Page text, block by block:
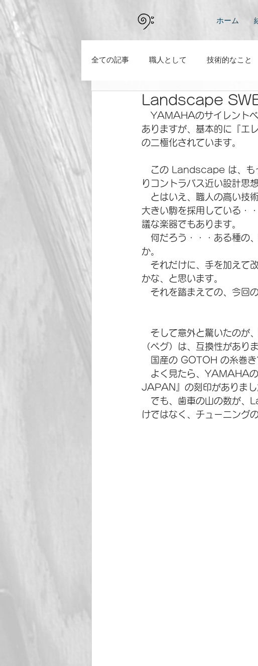
ホーム
全ての記事 職人として 技術的なこと
新型コロナの騒動の中で感じたこと
Landscape
YAMAHAのサイレントベ
ありますが、基本的に『エ
の二極化されています。
この Landscape は、もっ
りコントラバス近い設計思
とはいえ、職人の高い技
大きい駒を採用している・
議な楽器でもあります。
何だろう・・・ある種の
か。
それだけに、手を加えて
かな、と思います。
それを踏まえての、今回
そして意外と驚いたのが
（ペグ）は、互換性があり
国産の GOTOH の糸巻き
よく見たら、YAMAHAの
JAPAN』の刻印がありまし
でも、歯車の山の数が、
けではなく、チューニング